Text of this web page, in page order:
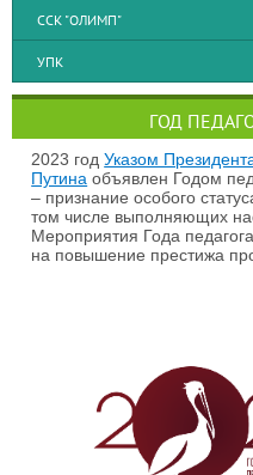
ССК "ОЛИМП"
УПК
ГОД
2023 годУказом
Путина объявлен Годом
– признание особого
том числе выполняющих
Мероприятия Года
на повышение престижа